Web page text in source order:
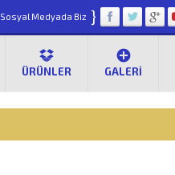
Sosyal Medyada Biz }
ÜRÜNLER GALERI